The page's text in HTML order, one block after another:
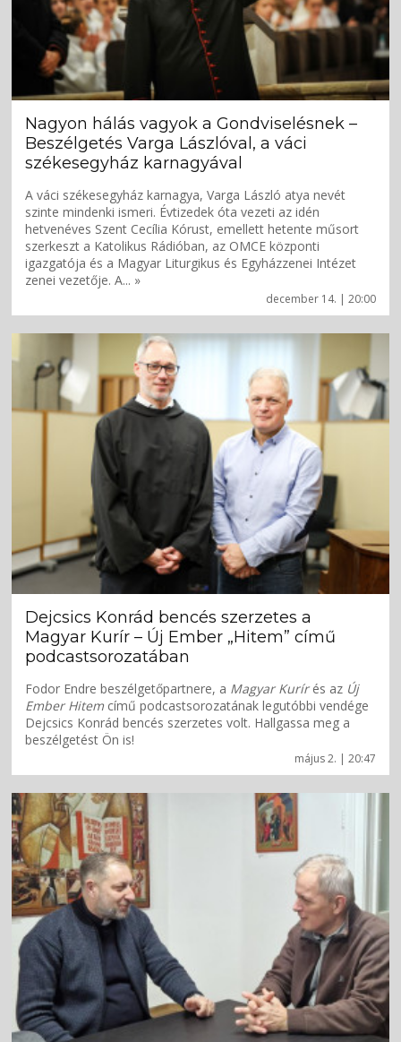
december 14. | 20:00
Nagyon hálás vagyok a Gondviselésnek –
Beszélgetés Varga Lászlóval, a váci
székesegyház karnagyával
A váci székesegyház karnagya, Varga László atya nevét
szinte mindenki ismeri. Évtizedek óta vezeti az idén
hetvenéves Szent Cecília Kórust, emellett hetente műsort
szerkeszt a Katolikus Rádióban, az OMCE központi
igazgatója és a Magyar Liturgikus és Egyházzenei Intézet
zenei vezetője. A... »
május 2. | 20:47
Dejcsics Konrád bencés szerzetes a
Magyar Kurír – Új Ember „Hitem” című
podcastsorozatában
Fodor Endre beszélgetőpartnere, a Magyar Kurírés az Új
Ember Hitem című podcastsorozatának legutóbbi vendége
Dejcsics Konrád bencés szerzetes volt. Hallgassa meg a
beszélgetést Ön is!